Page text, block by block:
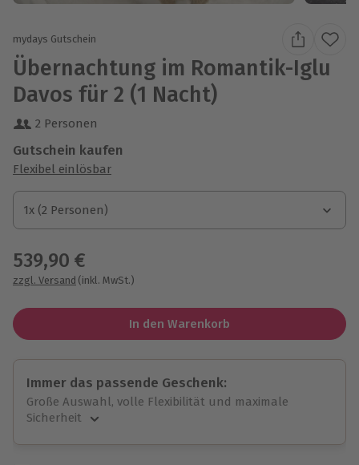
mydays Gutschein
Übernachtung im Romantik-Iglu
Davos für 2 (1 Nacht)
2 Personen
Gutschein kaufen
Flexibel einlösbar
1x (2 Personen)
1x (2 Personen)
1x (2 Personen)
539,90 €
zzgl. Versand (inkl. MwSt.)
In den Warenkorb
Immer das passende Geschenk:
Große Auswahl, volle Flexibilität und maximale
Sicherheit